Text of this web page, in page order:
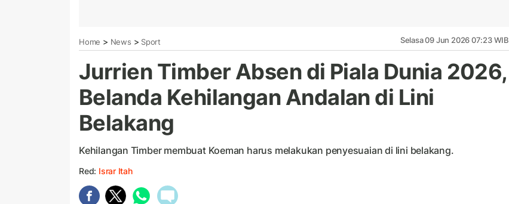
Home > News > Sport Selasa 09 Jun 2026 07:23 WIB
Jurrien Timber Absen di Piala Dunia 2026,
Belanda Kehilangan Andalan di Lini
Belakang
Kehilangan Timber membuat Koeman harus melakukan penyesuaian di lini belakang.
Red: Israr Itah